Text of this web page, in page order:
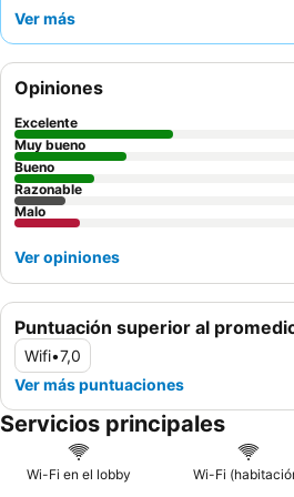
elogian constantemente al personal
de bufet. Para aquellos que buscan
RIU Pool Parties
la experiencia.
Ver más
Puntuación superior al
Wifi•7,0
Ver más puntuaciones
Opiniones
Excelente
Muy bueno
Bueno
Razonable
Malo
Ver opiniones
Servicios principales
Wi-Fi en el lobby Wi-Fi